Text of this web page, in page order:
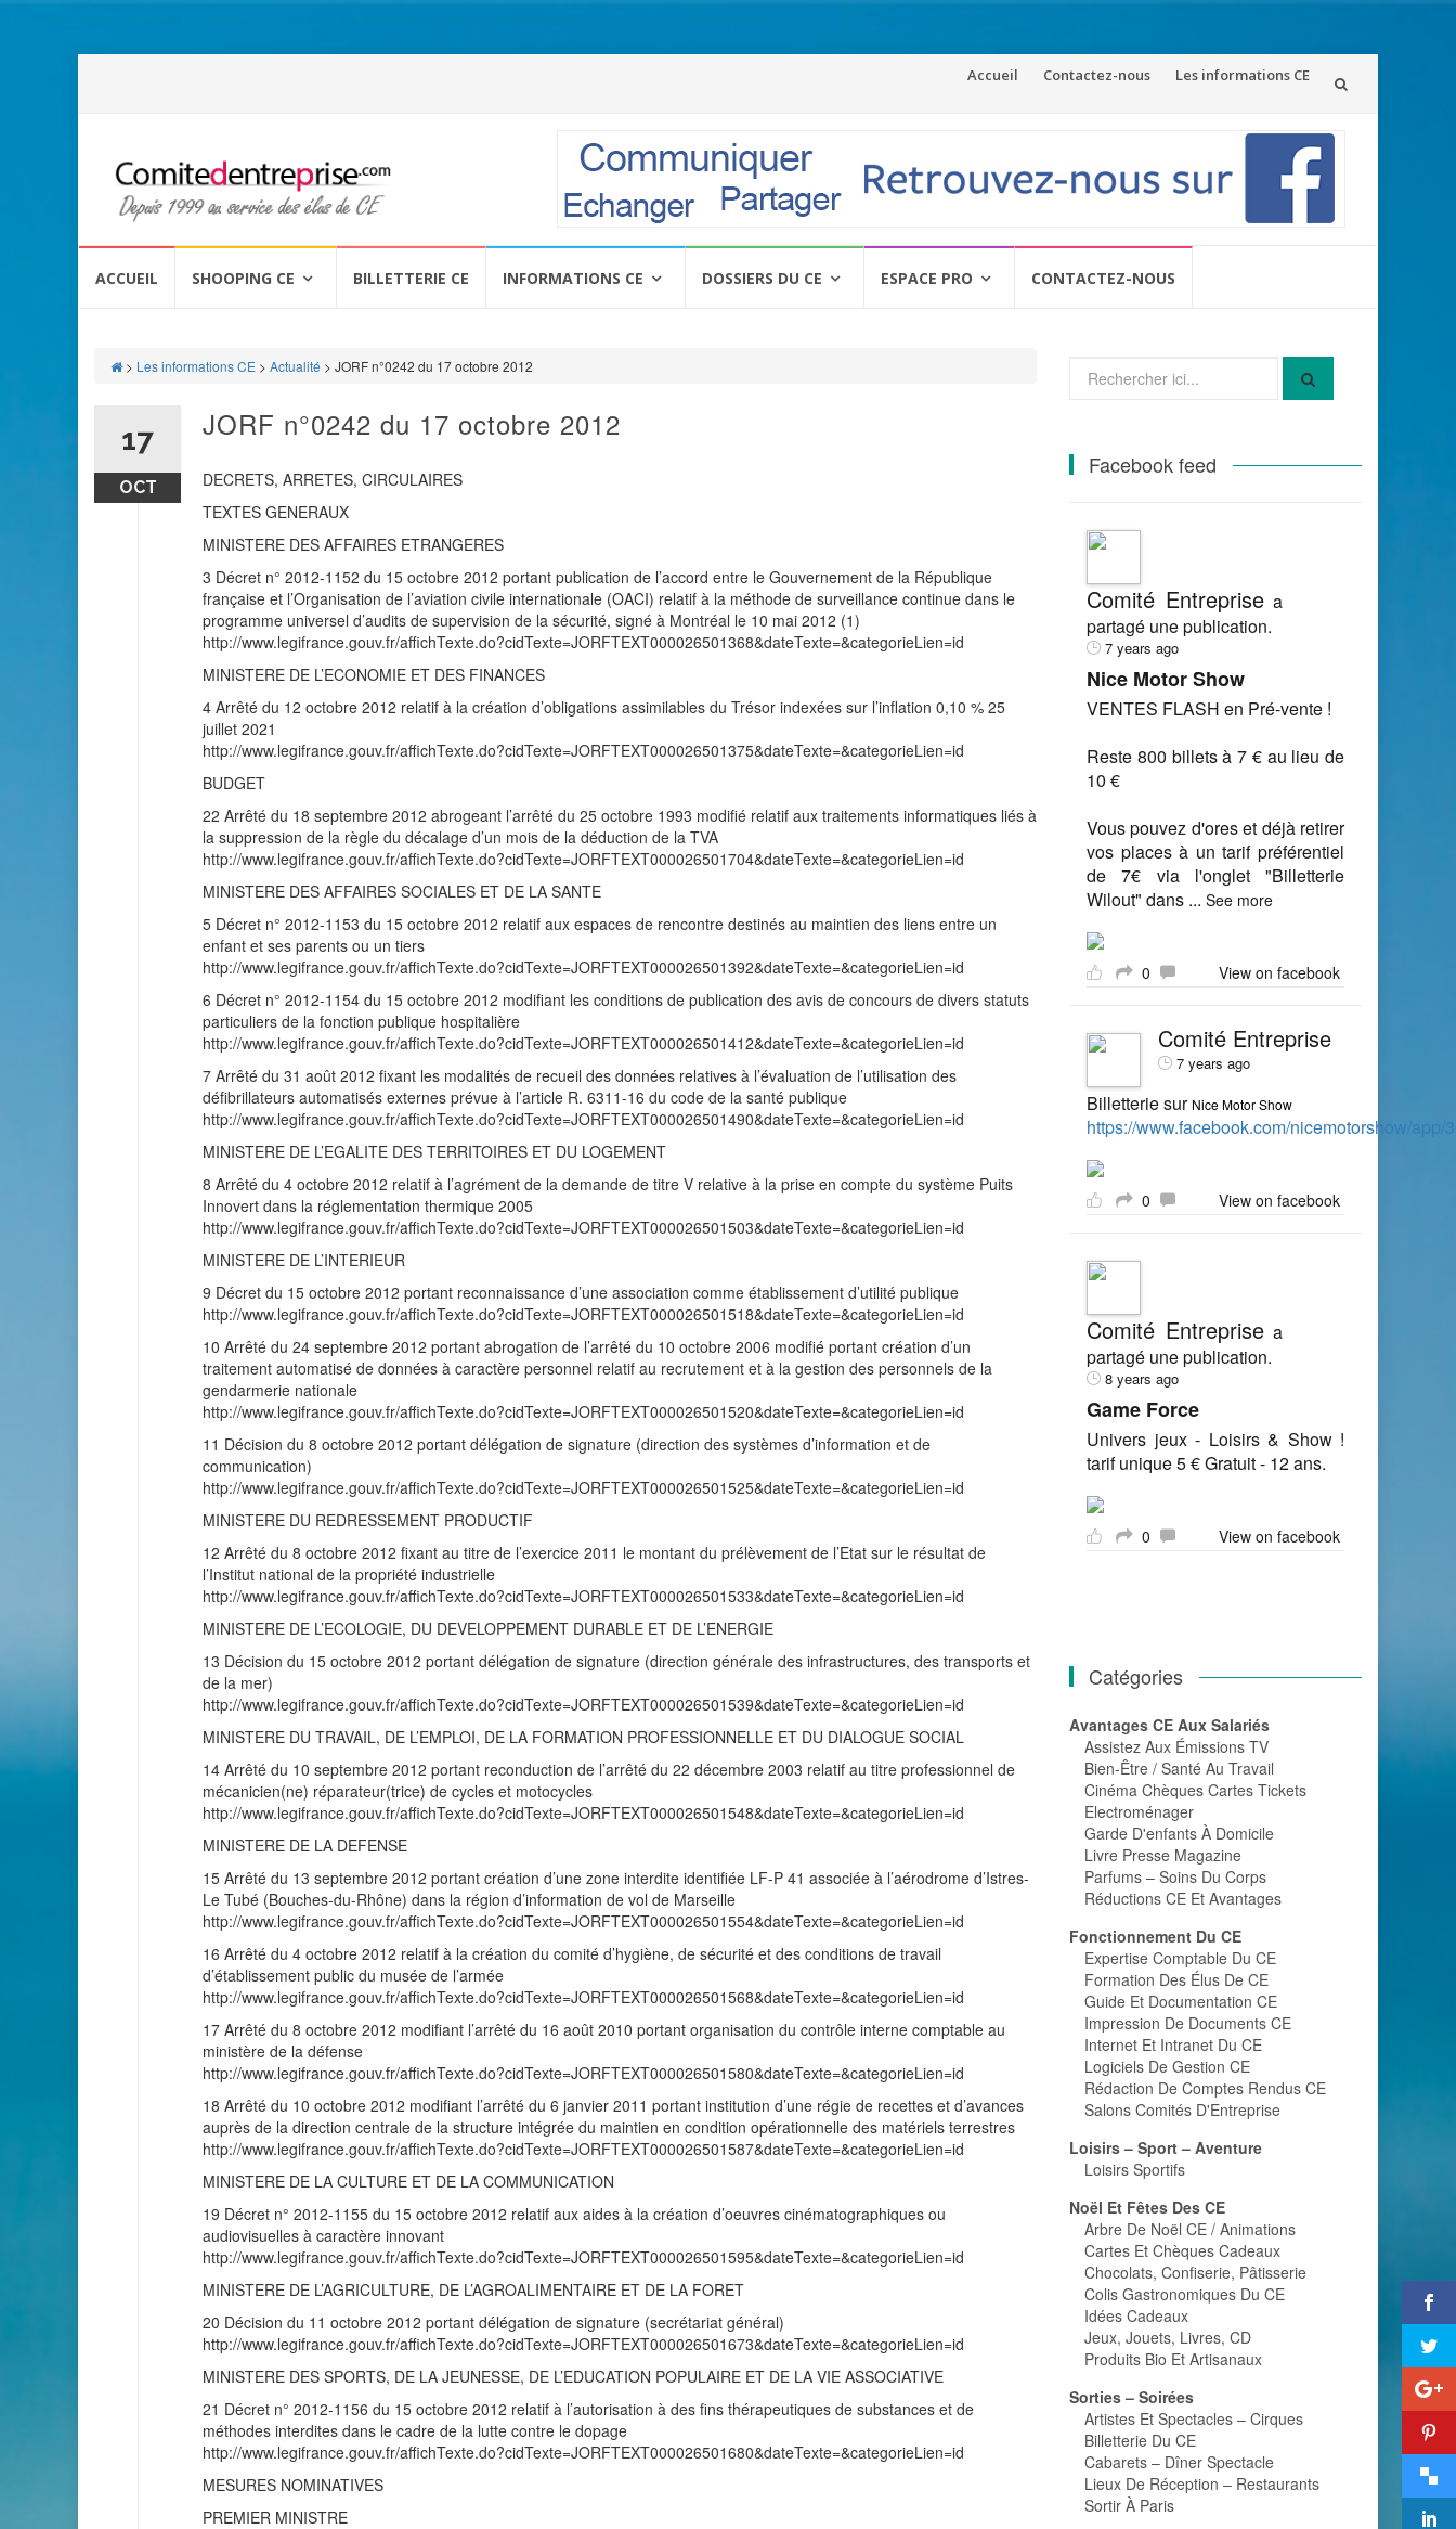
Aller
Accueil Contactez-nous Les informations CE
ACCUEIL SHOOPING CE BILLETTERIE CE INFORMATIONS CE DOSSIERS DU CE ESPACE PRO CONTACTEZ-NOUS
> Les informations CE > Actualité > JORF n°0242 du 17 octobre 2012
17
OCT
JORF n°0242 du 17 octobre 2012
DECRETS, ARRETES, CIRCULAIRES
TEXTES GENERAUX
MINISTERE DES AFFAIRES ETRANGERES
3 Décret n° 2012-1152 du 15 octobre 2012 portant publication de l’accord entre le Gouvernement de la République
française et l’Organisation de l’aviation civile internationale (OACI) relatif à la méthode de surveillance continue dans le
programme universel d’audits de supervision de la sécurité, signé à Montréal le 10 mai 2012 (1)
http://www.legifrance.gouv.fr/affichTexte.do?cidTexte=JORFTEXT000026501368&dateTexte=&categorieLien=id
MINISTERE DE L’ECONOMIE ET DES FINANCES
4 Arrêté du 12 octobre 2012 relatif à la création d’obligations assimilables du Trésor indexées sur l’inflation 0,10 % 25
juillet 2021
http://www.legifrance.gouv.fr/affichTexte.do?cidTexte=JORFTEXT000026501375&dateTexte=&categorieLien=id
BUDGET
22 Arrêté du 18 septembre 2012 abrogeant l’arrêté du 25 octobre 1993 modifié relatif aux traitements informatiques liés à
la suppression de la règle du décalage d’un mois de la déduction de la TVA
http://www.legifrance.gouv.fr/affichTexte.do?cidTexte=JORFTEXT000026501704&dateTexte=&categorieLien=id
MINISTERE DES AFFAIRES SOCIALES ET DE LA SANTE
5 Décret n° 2012-1153 du 15 octobre 2012 relatif aux espaces de rencontre destinés au maintien des liens entre un
enfant et ses parents ou un tiers
http://www.legifrance.gouv.fr/affichTexte.do?cidTexte=JORFTEXT000026501392&dateTexte=&categorieLien=id
6 Décret n° 2012-1154 du 15 octobre 2012 modifiant les conditions de publication des avis de concours de divers statuts
particuliers de la fonction publique hospitalière
http://www.legifrance.gouv.fr/affichTexte.do?cidTexte=JORFTEXT000026501412&dateTexte=&categorieLien=id
7 Arrêté du 31 août 2012 fixant les modalités de recueil des données relatives à l’évaluation de l’utilisation des
défibrillateurs automatisés externes prévue à l’article R. 6311-16 du code de la santé publique
http://www.legifrance.gouv.fr/affichTexte.do?cidTexte=JORFTEXT000026501490&dateTexte=&categorieLien=id
MINISTERE DE L’EGALITE DES TERRITOIRES ET DU LOGEMENT
8 Arrêté du 4 octobre 2012 relatif à l’agrément de la demande de titre V relative à la prise en compte du système Puits
Innovert dans la réglementation thermique 2005
http://www.legifrance.gouv.fr/affichTexte.do?cidTexte=JORFTEXT000026501503&dateTexte=&categorieLien=id
MINISTERE DE L’INTERIEUR
9 Décret du 15 octobre 2012 portant reconnaissance d’une association comme établissement d’utilité publique
http://www.legifrance.gouv.fr/affichTexte.do?cidTexte=JORFTEXT000026501518&dateTexte=&categorieLien=id
10 Arrêté du 24 septembre 2012 portant abrogation de l’arrêté du 10 octobre 2006 modifié portant création d’un
traitement automatisé de données à caractère personnel relatif au recrutement et à la gestion des personnels de la
gendarmerie nationale
http://www.legifrance.gouv.fr/affichTexte.do?cidTexte=JORFTEXT000026501520&dateTexte=&categorieLien=id
11 Décision du 8 octobre 2012 portant délégation de signature (direction des systèmes d’information et de
communication)
http://www.legifrance.gouv.fr/affichTexte.do?cidTexte=JORFTEXT000026501525&dateTexte=&categorieLien=id
MINISTERE DU REDRESSEMENT PRODUCTIF
12 Arrêté du 8 octobre 2012 fixant au titre de l’exercice 2011 le montant du prélèvement de l’Etat sur le résultat de
l’Institut national de la propriété industrielle
http://www.legifrance.gouv.fr/affichTexte.do?cidTexte=JORFTEXT000026501533&dateTexte=&categorieLien=id
MINISTERE DE L’ECOLOGIE, DU DEVELOPPEMENT DURABLE ET DE L’ENERGIE
13 Décision du 15 octobre 2012 portant délégation de signature (direction générale des infrastructures, des transports et
de la mer)
http://www.legifrance.gouv.fr/affichTexte.do?cidTexte=JORFTEXT000026501539&dateTexte=&categorieLien=id
MINISTERE DU TRAVAIL, DE L’EMPLOI, DE LA FORMATION PROFESSIONNELLE ET DU DIALOGUE SOCIAL
14 Arrêté du 10 septembre 2012 portant reconduction de l’arrêté du 22 décembre 2003 relatif au titre professionnel de
mécanicien(ne) réparateur(trice) de cycles et motocycles
http://www.legifrance.gouv.fr/affichTexte.do?cidTexte=JORFTEXT000026501548&dateTexte=&categorieLien=id
MINISTERE DE LA DEFENSE
15 Arrêté du 13 septembre 2012 portant création d’une zone interdite identifiée LF-P 41 associée à l’aérodrome d’Istres-
Le Tubé (Bouches-du-Rhône) dans la région d’information de vol de Marseille
http://www.legifrance.gouv.fr/affichTexte.do?cidTexte=JORFTEXT000026501554&dateTexte=&categorieLien=id
16 Arrêté du 4 octobre 2012 relatif à la création du comité d’hygiène, de sécurité et des conditions de travail
d’établissement public du musée de l’armée
http://www.legifrance.gouv.fr/affichTexte.do?cidTexte=JORFTEXT000026501568&dateTexte=&categorieLien=id
17 Arrêté du 8 octobre 2012 modifiant l’arrêté du 16 août 2010 portant organisation du contrôle interne comptable au
ministère de la défense
http://www.legifrance.gouv.fr/affichTexte.do?cidTexte=JORFTEXT000026501580&dateTexte=&categorieLien=id
18 Arrêté du 10 octobre 2012 modifiant l’arrêté du 6 janvier 2011 portant institution d’une régie de recettes et d’avances
auprès de la direction centrale de la structure intégrée du maintien en condition opérationnelle des matériels terrestres
http://www.legifrance.gouv.fr/affichTexte.do?cidTexte=JORFTEXT000026501587&dateTexte=&categorieLien=id
MINISTERE DE LA CULTURE ET DE LA COMMUNICATION
19 Décret n° 2012-1155 du 15 octobre 2012 relatif aux aides à la création d’oeuvres cinématographiques ou
audiovisuelles à caractère innovant
http://www.legifrance.gouv.fr/affichTexte.do?cidTexte=JORFTEXT000026501595&dateTexte=&categorieLien=id
MINISTERE DE L’AGRICULTURE, DE L’AGROALIMENTAIRE ET DE LA FORET
20 Décision du 11 octobre 2012 portant délégation de signature (secrétariat général)
http://www.legifrance.gouv.fr/affichTexte.do?cidTexte=JORFTEXT000026501673&dateTexte=&categorieLien=id
MINISTERE DES SPORTS, DE LA JEUNESSE, DE L’EDUCATION POPULAIRE ET DE LA VIE ASSOCIATIVE
21 Décret n° 2012-1156 du 15 octobre 2012 relatif à l’autorisation à des fins thérapeutiques de substances et de
méthodes interdites dans le cadre de la lutte contre le dopage
http://www.legifrance.gouv.fr/affichTexte.do?cidTexte=JORFTEXT000026501680&dateTexte=&categorieLien=id
MESURES NOMINATIVES
PREMIER MINISTRE
pour
Facebook feed
Comité Entreprisea
partagé une publication.
7 years ago
Nice Motor Show
VENTES FLASH en Pré-vente !
Reste 800 billets à 7 € au lieu de
10 €
Vous pouvez d'ores et déjà retirer
vos places à un tarif préférentiel
de 7€ via l'onglet "Billetterie
Wilout" dans ... See more
0 View on facebook
Comité Entreprise
7 years ago
Billetterie sur Nice Motor Show
https://www.facebook.com/nicemotorshow/app/
0 View on facebook
Comité Entreprisea
partagé une publication.
8 years ago
Game Force
Univers jeux - Loisirs & Show !
tarif unique 5 € Gratuit - 12 ans.
0 View on facebook
Catégories
Avantages CE Aux Salariés
Assistez Aux Émissions TV
Bien-Être / Santé Au Travail
Cinéma Chèques Cartes Tickets
Electroménager
Garde D'enfants À Domicile
Livre Presse Magazine
Parfums – Soins Du Corps
Réductions CE Et Avantages
Fonctionnement Du CE
Expertise Comptable Du CE
Formation Des Élus De CE
Guide Et Documentation CE
Impression De Documents CE
Internet Et Intranet Du CE
Logiciels De Gestion CE
Rédaction De Comptes Rendus CE
Salons Comités D'Entreprise
Loisirs – Sport – Aventure
Loisirs Sportifs
Noël Et Fêtes Des CE
Arbre De Noël CE / Animations
Cartes Et Chèques Cadeaux
Chocolats, Confiserie, Pâtisserie
Colis Gastronomiques Du CE
Idées Cadeaux
Jeux, Jouets, Livres, CD
Produits Bio Et Artisanaux
Sorties – Soirées
Artistes Et Spectacles – Cirques
Billetterie Du CE
Cabarets – Dîner Spectacle
Lieux De Réception – Restaurants
Sortir À Paris